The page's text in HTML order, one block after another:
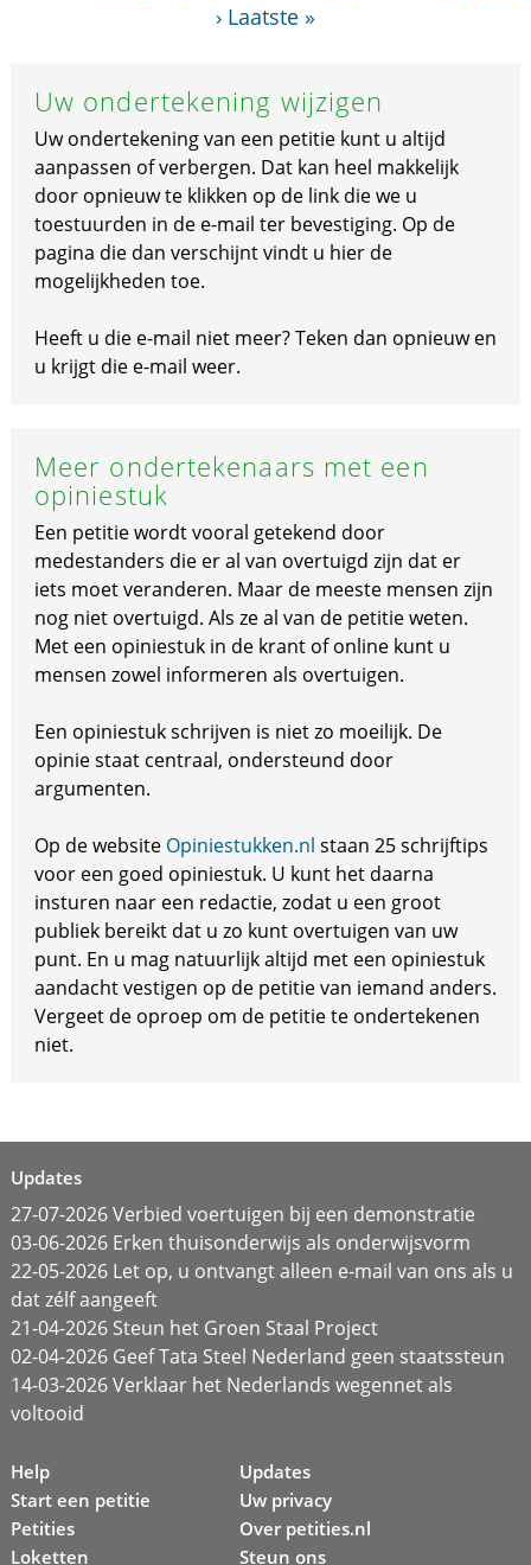
› Laatste »
Uw ondertekening wijzigen
Uw ondertekening van een petitie kunt u altijd
aanpassen of verbergen. Dat kan heel makkelijk
door opnieuw te klikken op de link die we u
toestuurden in de e-mail ter bevestiging. Op de
pagina die dan verschijnt vindt u hier de
mogelijkheden toe.
Heeft u die e-mail niet meer? Teken dan opnieuw en
u krijgt die e-mail weer.
Meer ondertekenaars met een
opiniestuk
Een petitie wordt vooral getekend door
medestanders die er al van overtuigd zijn dat er
iets moet veranderen. Maar de meeste mensen zijn
nog niet overtuigd. Als ze al van de petitie weten.
Met een opiniestuk in de krant of online kunt u
mensen zowel informeren als overtuigen.
Een opiniestuk schrijven is niet zo moeilijk. De
opinie staat centraal, ondersteund door
argumenten.
Op de website Opiniestukken.nl staan 25 schrijftips
voor een goed opiniestuk. U kunt het daarna
insturen naar een redactie, zodat u een groot
publiek bereikt dat u zo kunt overtuigen van uw
punt. En u mag natuurlijk altijd met een opiniestuk
aandacht vestigen op de petitie van iemand anders.
Vergeet de oproep om de petitie te ondertekenen
niet.
Updates
27-07-2026 Verbied voertuigen bij een demonstratie
03-06-2026 Erken thuisonderwijs als onderwijsvorm
22-05-2026 Let op, u ontvangt alleen e-mail van ons als u
dat zélf aangeeft
21-04-2026 Steun het Groen Staal Project
02-04-2026 Geef Tata Steel Nederland geen staatssteun
14-03-2026 Verklaar het Nederlands wegennet als
voltooid
Help
Start een petitie
Petities
Loketten
Updates
Uw privacy
Over petities.nl
Steun ons